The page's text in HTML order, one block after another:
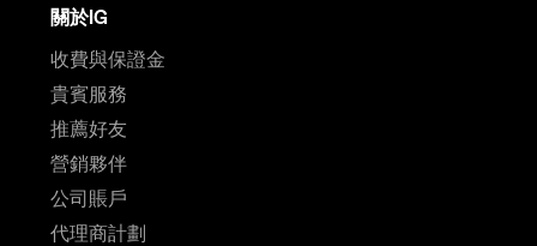
關於IG
收費與保證金
貴賓服務
推薦好友
營銷夥伴
公司賬戶
代理商計劃